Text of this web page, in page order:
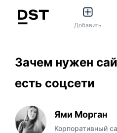
Добавить
Зачем нужен
есть соцсети
Ями Морган
Корпоративный